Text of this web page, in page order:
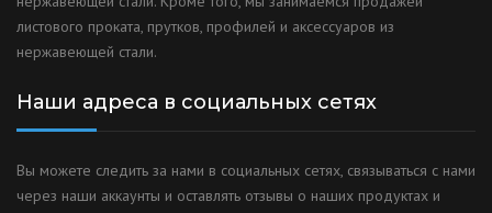
листового проката, прутков, профилей и аксессуаров из
нержавеющей стали.
Наши адреса в социальных сетях
Вы можете следить за нами в социальных сетях, связываться с нами
через наши аккаунты и оставлять отзывы о наших продуктах и